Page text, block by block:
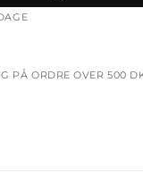
PÅ ORDRE OVER 500